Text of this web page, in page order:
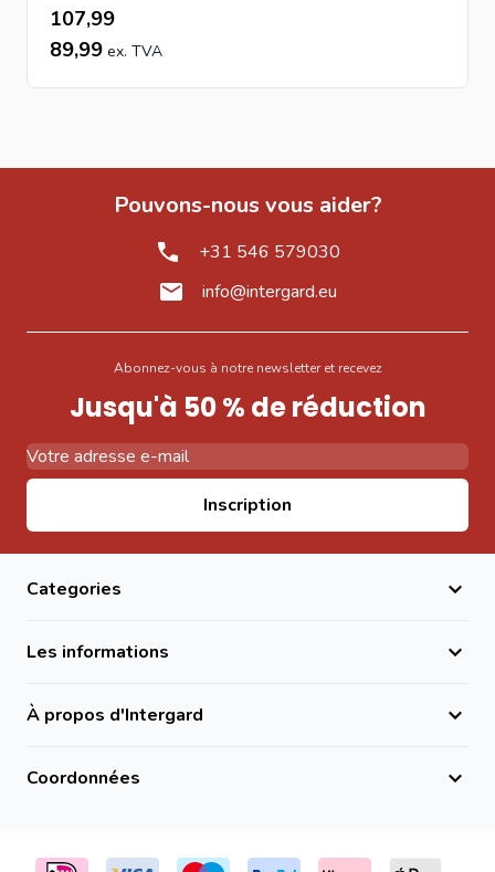
107,99
89,99
Pouvons-nous vous aider?
+31 546 579030
info@intergard.eu
Abonnez-vous à notre newsletter et recevez
Jusqu'à 50 % de réduction
Inscription
Categories
Les informations
À propos d'Intergard
Coordonnées